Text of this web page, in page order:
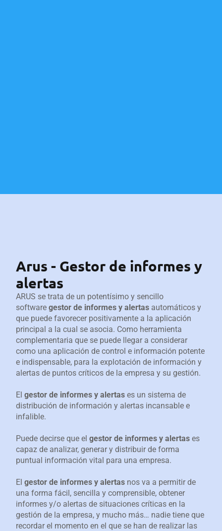
Arus - Gestor de informes y
alertas
ARUS se trata de un potentísimo y sencillo
software gestor de informes y alertas automáticos y
que puede favorecer positivamente a la aplicación
principal a la cual se asocia. Como herramienta
complementaria que se puede llegar a considerar
como una aplicación de control e información potente
e indispensable, para la explotación de información y
alertas de puntos críticos de la empresa y su gestión.
El gestor de informes y alertas es un sistema de
distribución de información y alertas incansable e
infalible.
Puede decirse que el gestor de informes y alertas es
capaz de analizar, generar y distribuir de forma
puntual información vital para una empresa.
El gestor de informes y alertas nos va a permitir de
una forma fácil, sencilla y comprensible, obtener
informes y/o alertas de situaciones críticas en la
gestión de la empresa, y mucho más… nadie tiene que
recordar el momento en el que se han de realizar las